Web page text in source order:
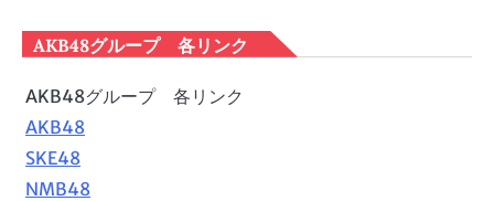
AKB48グループ 各リンク
AKB48グループ 各リンク
AKB48
SKE48
NMB48